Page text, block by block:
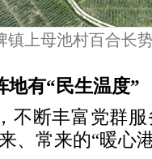
镇上母池村百合长
地有“民生温度”
不断丰富党群
、常来的“暖心